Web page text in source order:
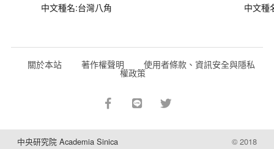
中文種名:台灣八角 中文種
關於本站 著作權聲明 使用者條款、資訊安全與隱私
權政策
中央研究院 Academia Sinica © 2018